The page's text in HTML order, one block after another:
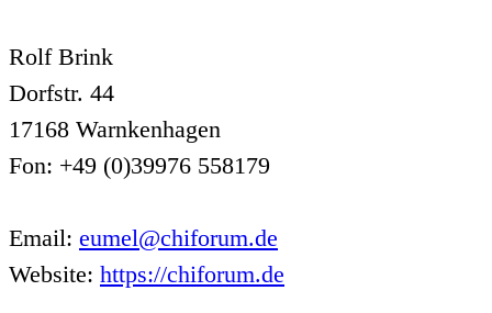
Rolf Brink
Dorfstr. 44
17168 Warnkenhagen
Fon: +49 (0)39976 558179
Email: eumel@chiforum.de
Website: https://chiforum.de